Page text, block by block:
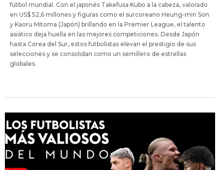
fútbol mundial. Con el japonés Takefusa Kubo a la cabeza, valorado
en US$ 52,6 millones y figuras como el surcoreano Heung-min Son
y Kaoru Mitoma (Japón) brillando en la Premier League, el talento
asiático deja huella en las mejores competiciones. Desde Japón
hasta Corea del Sur, estos futbolistas elevan el prestigio de sus
selecciones y se consolidan como un semillero de estrellas
globales.